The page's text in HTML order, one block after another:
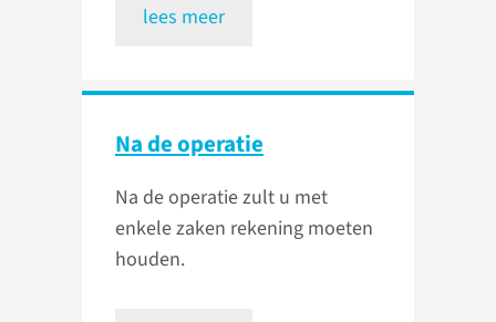
lees meer
Na de operatie
Na de operatie zult u met
enkele zaken rekening moeten
houden.